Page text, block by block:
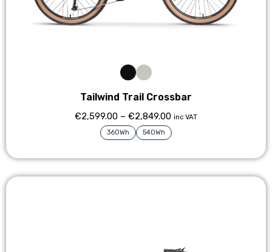
Tailwind Trail Crossbar
€2,599.00 – €2,849.00 inc VAT
360Wh 540Wh